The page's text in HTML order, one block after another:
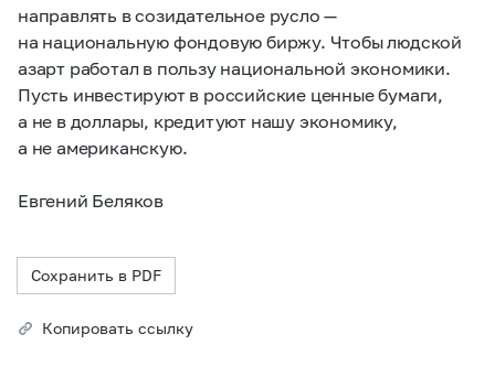
направлять в созидательное русло —
на национальную фондовую биржу. Чтобы людской
азарт работал в пользу национальной экономики.
Пусть инвестируют в российские ценные бумаги,
а не в доллары, кредитуют нашу экономику,
а не американскую.
Евгений Беляков
Сохранить в PDF
Копировать ссылку